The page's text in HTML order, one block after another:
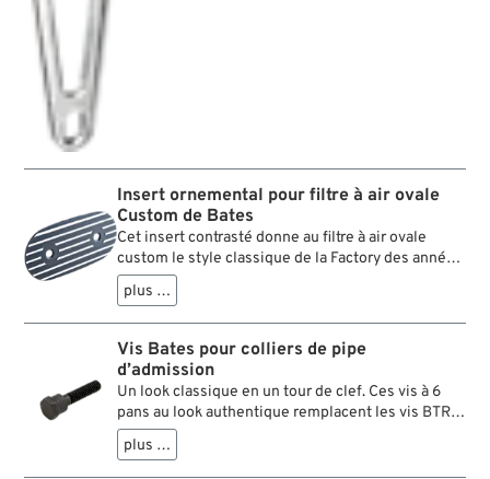
Insert ornemental pour filtre à air ovale
Custom de Bates
Cet insert contrasté donne au filtre à air ovale
custom le style classique de la Factory des années
’70.
plus …
Vis Bates pour colliers de pipe
d’admission
Un look classique en un tour de clef. Ces vis à 6
pans au look authentique remplacent les vis BTR
généralement livrées avec les divers colliers de
pipe d’admission.
plus …